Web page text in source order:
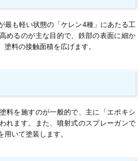
最も軽い状態の「ケレン4種」にあたる工
めるのが主な目的で、鉄部の表面に細か
料の接触面積を広げます。
料を施すのが一般的で、主に「エポキシ
れます。また、噴射式のスプレーガンで
いて塗装します。